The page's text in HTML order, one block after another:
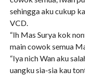
sehingga aku cukup
VCD.
“Ih Mas Surya kok
main cowok semua
“Iya nich Wan aku
uangku sia-sia kau